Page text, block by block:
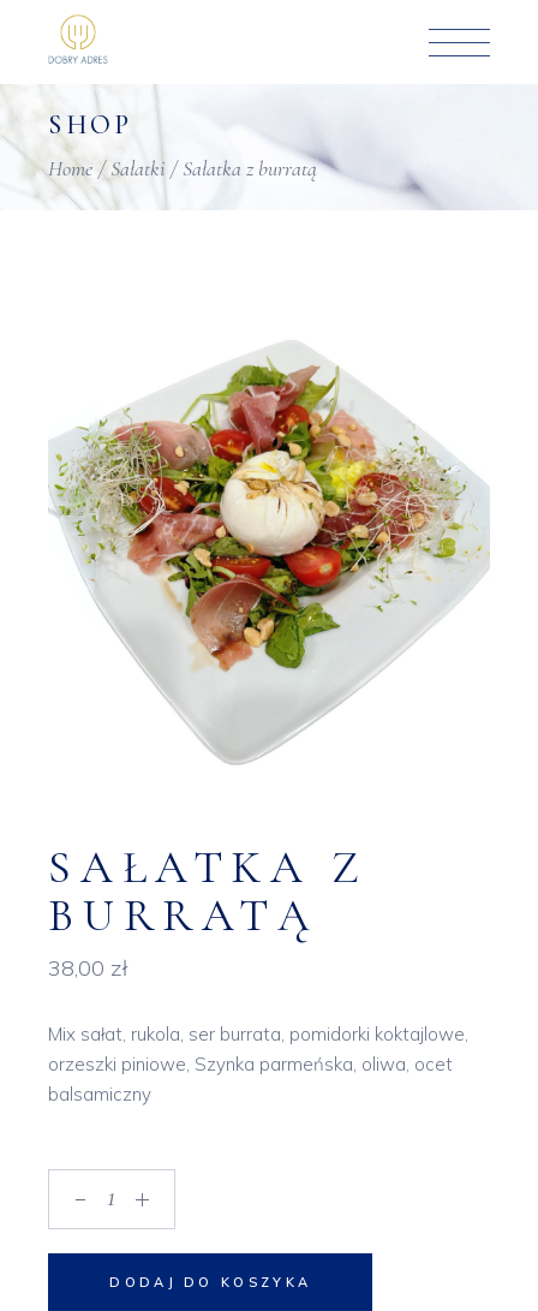
content
SHOP
Home Sałatki Sałatka z burratą
SAŁATKA Z
BURRATĄ
38,00 zł
Mix sałat, rukola, ser burrata, pomidorki koktajlowe,
orzeszki piniowe, Szynka parmeńska, oliwa, ocet
balsamiczny
DODAJ DO KOSZYKA